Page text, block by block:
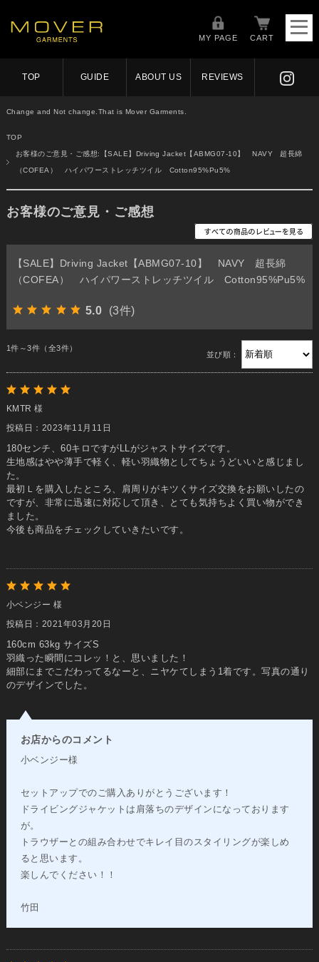
MY PAGE CART
TOP GUIDE ABOUT US REVIEWS
Change and Not change.That is Mover Garments.
TOP
お客様のご意見・ご感想:【SALE】Driving Jacket【ABMG07-10】 NAVY 超長綿
（COFEA） ハイパワーストレッチツイル Cotton95%Pu5%
お客様のご意見・ご感想
【SALE】Driving Jacket【ABMG07-10】 NAVY 超長綿
（COFEA） ハイパワーストレッチツイル Cotton95%Pu5%
5.0 (3件)
1件～3件（全3件）
並び順：
KMTR 様
投稿日：2023年11月11日
180センチ、60キロですがLLがジャストサイズです。
生地感はやや薄手で軽く、軽い羽織物としてちょうどいいと感じまし
た。
最初Ｌを購入したところ、肩周りがキツくサイズ交換をお願いしたの
ですが、非常に迅速に対応して頂き、とても気持ちよく買い物ができ
ました。
今後も商品をチェックしていきたいです。
小ベンジー 様
投稿日：2021年03月20日
160cm 63kg サイズS
羽織った瞬間にコレッ！と、思いました！
細部にまでこだわってるなーと、ニヤケてしまう1着です。写真の通り
のデザインでした。
お店からのコメント
小ベンジー様
セットアップでのご購入ありがとうございます！
ドライビングジャケットは肩落ちのデザインになっております
が。
トラウザーとの組み合わせでキレイ目のスタイリングが楽しめ
ると思います。
楽しんでください！！
竹田